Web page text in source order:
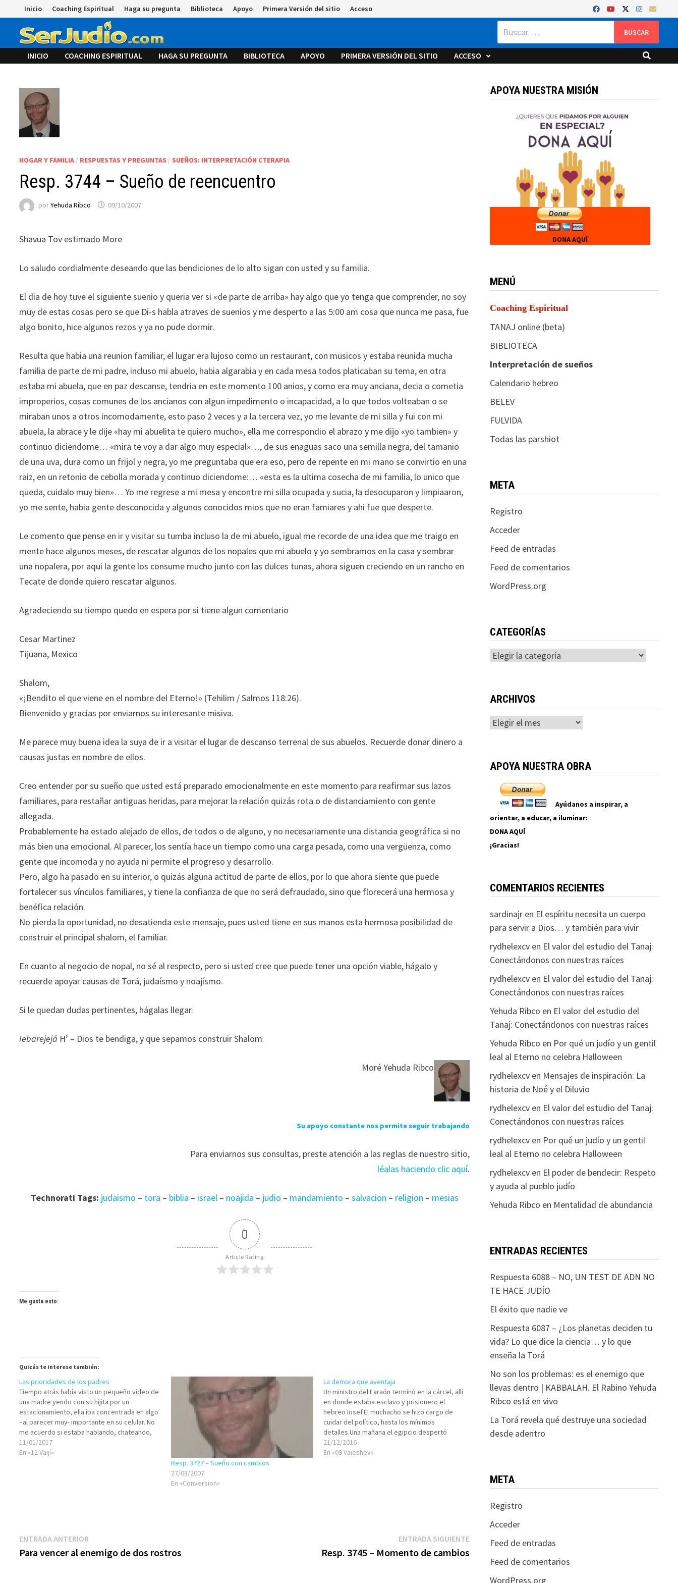
al
contenido
Inicio Coaching Espiritual Haga su pregunta Biblioteca Apoyo Primera Versión del sitio Acceso
Buscar:
INICIO COACHING ESPIRITUAL HAGA SU PREGUNTA BIBLIOTECA APOYO PRIMERA VERSIÓN DEL SITIO ACCESO
HOGAR Y FAMILIA / RESPUESTAS Y PREGUNTAS / SUEÑOS: INTERPRETACIÓN CTERAPIA
Resp. 3744 – Sueño de reencuentro
porYehuda Ribco 09/10/2007
Shavua Tov estimado More
Lo saludo cordialmente deseando que las bendiciones de lo alto sigan con usted y su familia.
El dia de hoy tuve el siguiente suenio y queria ver si «de parte de arriba» hay algo que yo tenga que comprender, no soy
muy de estas cosas pero se que Di-s habla atraves de suenios y me desperto a las 5:00 am cosa que nunca me pasa, fue
algo bonito, hice algunos rezos y ya no pude dormir.
Resulta que habia una reunion familiar, el lugar era lujoso como un restaurant, con musicos y estaba reunida mucha
familia de parte de mi padre, incluso mi abuelo, habia algarabia y en cada mesa todos platicaban su tema, en otra
estaba mi abuela, que en paz descanse, tendria en este momento 100 anios, y como era muy anciana, decia o cometia
improperios, cosas comunes de los ancianos con algun impedimento o incapacidad, a lo que todos volteaban o se
miraban unos a otros incomodamente, esto paso 2 veces y a la tercera vez, yo me levante de mi silla y fui con mi
abuela, la abrace y le dije «hay mi abuelita te quiero mucho», ella me correspondio el abrazo y me dijo «yo tambien» y
continuo diciendome… «mira te voy a dar algo muy especial»…, de sus enaguas saco una semilla negra, del tamanio
de una uva, dura como un frijol y negra, yo me preguntaba que era eso, pero de repente en mi mano se convirtio en una
raiz, en un retonio de cebolla morada y continuo diciendome:… «esta es la ultima cosecha de mi familia, lo unico que
queda, cuidalo muy bien»… Yo me regrese a mi mesa y encontre mi silla ocupada y sucia, la desocuparon y limpiaaron,
yo me sente, habia gente desconocida y algunos conocidos mios que no eran famiares y ahi fue que desperte.
Le comento que pense en ir y visitar su tumba incluso la de mi abuelo, igual me recorde de una idea que me traigo en
mente hace algunos meses, de rescatar algunos de los nopales que mi abuelo y yo sembramos en la casa y sembrar
una nopalera, por aqui la gente los consume mucho junto con las dulces tunas, ahora siguen creciendo en un rancho en
Tecate de donde quiero rescatar algunos.
Agradeciendo su tiempo quedo en espera por si tiene algun comentario
Cesar Martinez
Tijuana, Mexico
Shalom,
«¡Bendito el que viene en el nombre del Eterno!» (Tehilim / Salmos 118:26).
Bienvenido y gracias por enviarnos su interesante misiva.
Me parece muy buena idea la suya de ir a visitar el lugar de descanso terrenal de sus abuelos. Recuerde donar dinero a
causas justas en nombre de ellos.
Creo entender por su sueño que usted está preparado emocionalmente en este momento para reafirmar sus lazos
familiares, para restañar antiguas heridas, para mejorar la relación quizás rota o de distanciamiento con gente
allegada.
Probablemente ha estado alejado de ellos, de todos o de alguno, y no necesariamente una distancia geográfica si no
más bien una emocional. Al parecer, los sentía hace un tiempo como una carga pesada, como una vergüenza, como
gente que incomoda y no ayuda ni permite el progreso y desarrollo.
Pero, algo ha pasado en su interior, o quizás alguna actitud de parte de ellos, por lo que ahora siente que puede
fortalecer sus vínculos familiares, y tiene la confianza de que no será defraudado, sino que florecerá una hermosa y
benéfica relación.
No pierda la oportunidad, no desatienda este mensaje, pues usted tiene en sus manos esta hermosa posibilidad de
construir el principal shalom, el familiar.
En cuanto al negocio de nopal, no sé al respecto, pero si usted cree que puede tener una opción viable, hágalo y
recuerde apoyar causas de Torá, judaísmo y noajísmo.
Si le quedan dudas pertinentes, hágalas llegar.
Iebarejejá H’ – Dios te bendiga, y que sepamos construir Shalom.
Moré Yehuda Ribco
Su apoyo constante nos permite seguir trabajando
Para enviarnos sus consultas, preste atención a las reglas de nuestro sitio,
léalas haciendo clic aquí.
Technorati Tags: judaismo – tora – biblia – israel– noajida – judio – mandamiento – salvacion – religion – mesias
0
Article Rating
Me gusta esto:
Quizás te interese también:
Las prioridades de los padres
Tiempo atrás había visto un pequeño video de
una madre yendo con su hijita por un
estacionamiento, ella iba concentrada en algo
–al parecer muy- importante en su celular. No
me acuerdo si estaba hablando, chateando,
estupidiciando con la infinidad de banalidades
absurdas de los eventos cyber sociales que
11/01/2017
En «12 Vaijí»
Resp. 3727 – Sueño con cambios
27/08/2007
En «Conversion»
La demora que aventaja
Un ministro del Faraón terminó en la cárcel, allí
en donde estaba esclavo y prisionero el
hebreo Iosef.El muchacho se hizo cargo de
cuidar del político, hasta los mínimos
detalles.Una mañana el egipcio despertó
molesto, a causa de un sueño… ¡sí que
valoraban los sueños en aquella época!El joven
21/12/2016
En «09 Vaieshev»
Navegación
de
ENTRADA ANTERIOR
anterior:
Para vencer al enemigo de dos rostros
ENTRADA SIGUIENTEEntrada
siguiente:
Resp. 3745 – Momento de cambios
APOYA NUESTRA MISIÓN
DONA AQUÍ
MENÚ
Coaching Espiritual
TANAJ online (beta)
BIBLIOTECA
Interpretación de sueños
Calendario hebreo
BELEV
FULVIDA
Todas las parshiot
META
Registro
Acceder
Feed de entradas
Feed de comentarios
WordPress.org
CATEGORÍAS
Categorías
ARCHIVOS
Archivos
APOYA NUESTRA OBRA
Ayúdanos a inspirar, a
orientar, a educar, a iluminar:
DONA AQUÍ
¡Gracias!
COMENTARIOS RECIENTES
sardinajren El espíritu necesita un cuerpo
para servir a Dios… y también para vivir
rydhelexcven El valor del estudio del Tanaj:
Conectándonos con nuestras raíces
rydhelexcven El valor del estudio del Tanaj:
Conectándonos con nuestras raíces
Yehuda Ribco en El valor del estudio del
Tanaj: Conectándonos con nuestras raíces
Yehuda Ribco en Por qué un judío y un gentil
leal al Eterno no celebra Halloween
rydhelexcven Mensajes de inspiración: La
historia de Noé y el Diluvio
rydhelexcven El valor del estudio del Tanaj:
Conectándonos con nuestras raíces
rydhelexcven Por qué un judío y un gentil
leal al Eterno no celebra Halloween
rydhelexcven El poder de bendecir: Respeto
y ayuda al pueblo judío
Yehuda Ribco en Mentalidad de abundancia
ENTRADAS RECIENTES
Respuesta 6088 – NO, UN TEST DE ADN NO
TE HACE JUDÍO
El éxito que nadie ve
Respuesta 6087 – ¿Los planetas deciden tu
vida? Lo que dice la ciencia… y lo que
enseña la Torá
No son los problemas: es el enemigo que
llevas dentro | KABBALAH. El Rabino Yehuda
Ribco está en vivo
La Torá revela qué destruye una sociedad
desde adentro
META
Registro
Acceder
Feed de entradas
Feed de comentarios
WordPress.org